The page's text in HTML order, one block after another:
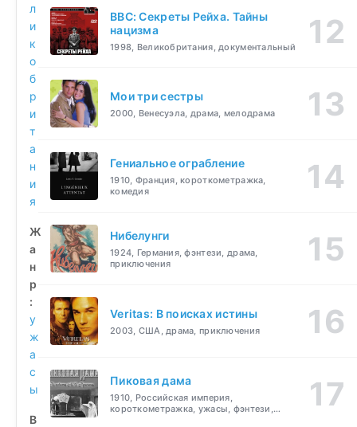
л
и
к
о
б
р
и
т
а
н
и
я
Ж
а
н
р
:
у
ж
а
с
ы
В
BBC: Секреты Рейха. Тайны
нацизма
1998, Великобритания, документальный
Мои три сестры
2000, Венесуэла, драма, мелодрама
Гениальное ограбление
1910, Франция, короткометражка,
комедия
Нибелунги
1924, Германия, фэнтези, драма,
приключения
Veritas: В поисках истины
2003, США, драма, приключения
Пиковая дама
1910, Российская империя,
короткометражка, ужасы, фэнтези,